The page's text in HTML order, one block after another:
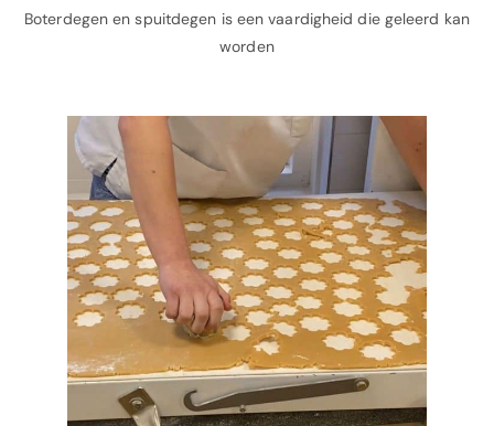
Boterdegen en spuitdegen is een vaardigheid die geleerd kan
worden